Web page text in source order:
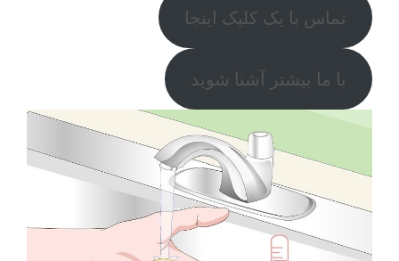
تماس با یک کلیک اینجا
با ما بیشتر آشنا شوید